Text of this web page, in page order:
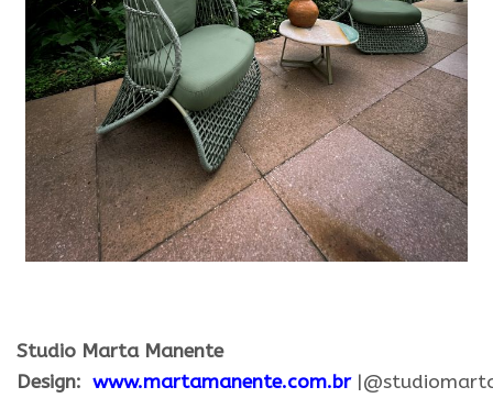
Studio Marta Manente
Design: www.martamanente.com.br